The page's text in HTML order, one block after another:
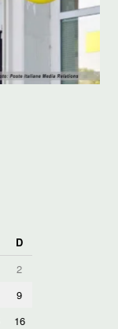
D
2
9
16